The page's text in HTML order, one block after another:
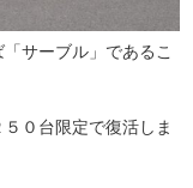
サーブル」であるこ
０台限定で復活しま